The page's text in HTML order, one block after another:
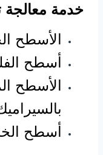
خدمة
الأسطح
أسطح
الأسطح
أسطح